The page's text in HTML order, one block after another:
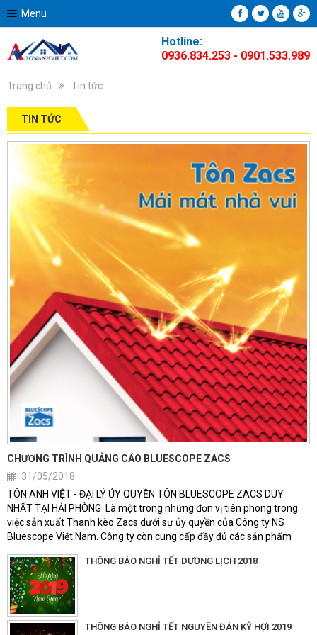
Menu
Hotline:
0936.834.253 - 0901.533.989
Trang chủ Tin tức
TIN TỨC
CHƯƠNG TRÌNH QUẢNG CÁO BLUESCOPE ZACS
31/05/2018
TÔN ANH VIỆT - ĐẠI LÝ ỦY QUYỀN TÔN BLUESCOPE ZACS DUY
NHẤT TẠI HẢI PHÒNG Là một trong những đơn vị tiên phong trong
việc sản xuất Thanh kèo Zacs dưới sự ủy quyền của Công ty NS
Bluescope Việt Nam. Công ty còn cung cấp đầy đủ các sản phẩm
gian Trong thời gian bắt đầu...THÔNG BÁO NGHỈ TẾT DƯƠNG LỊCH 2018
THÔNG BÁO NGHỈ TẾT NGUYÊN ĐÁN KỶ HỢI 2019